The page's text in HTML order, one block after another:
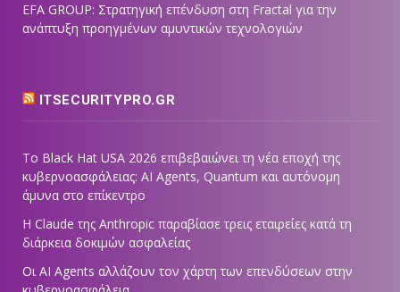
EFA GROUP: Στρατηγική επένδυση στη Fractal για την
ανάπτυξη προηγμένων αμυντικών τεχνολογιών
ITSECURITYPRO.GR
Το Black Hat USA 2026 επιβεβαιώνει τη νέα εποχή της
κυβερνοασφάλειας: AI Agents, Quantum και αυτόνομη
άμυνα στο επίκεντρο
Η Claude της Anthropic παραβίασε τρεις εταιρείες κατά τη
διάρκεια δοκιμών ασφαλείας
Οι AI Agents αλλάζουν τον χάρτη των επενδύσεων στην